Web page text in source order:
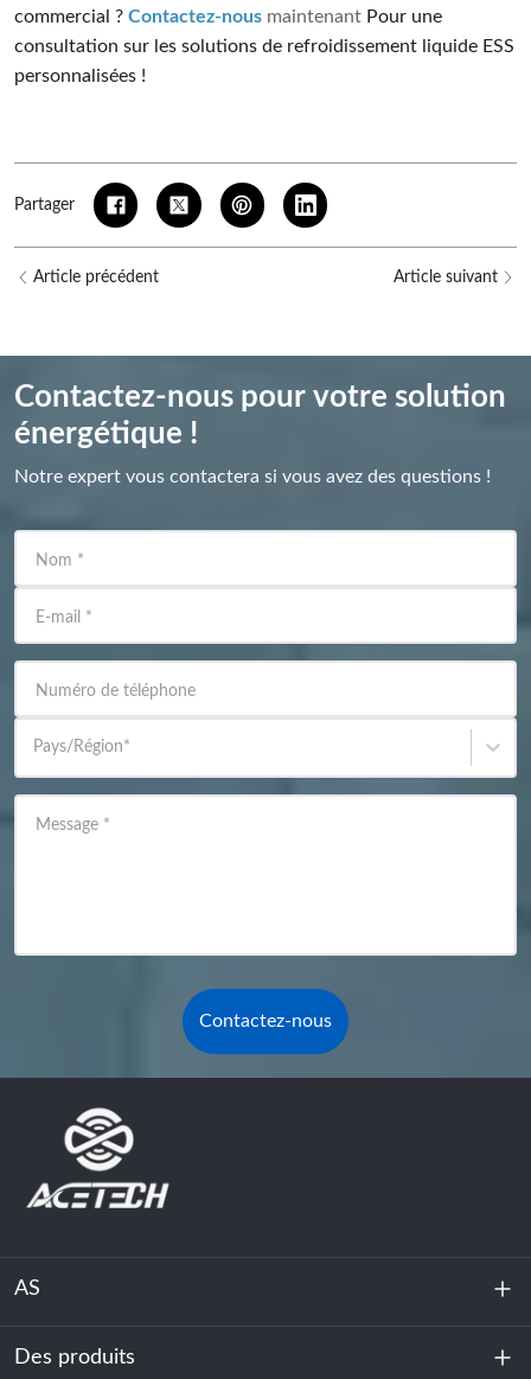
commercial ? Contactez-nous maintenant Pour une
consultation sur les solutions de refroidissement liquide ESS
personnalisées !
Partager
Article précédent Article suivant
Contactez-nous pour votre solution
énergétique !
Notre expert vous contactera si vous avez des questions !
Nom *
E-mail *
Numéro de téléphone
Pays/Région*
Message *
Contactez-nous
AS
À propos de nous
Des produits